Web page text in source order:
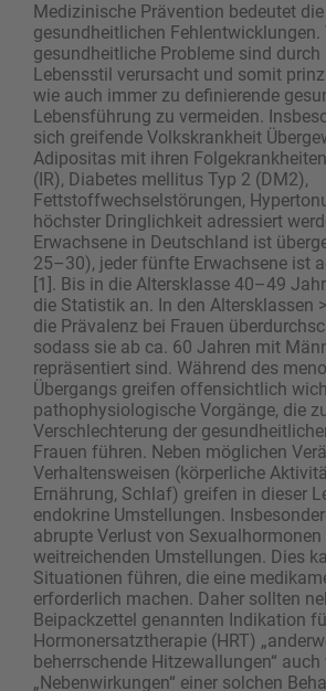
Medizinische Prävention bedeutet
gesundheitlichen Fehlentwicklungen.
gesundheitliche Probleme sind durch
Lebensstil verursacht und somit
wie auch immer zu definierende
Lebensführung zu vermeiden.
sich greifende Volkskrankheit
Adipositas mit ihren
(IR), Diabetes mellitus Typ 2 (DM2),
Fettstoffwechselstörungen,
höchster Dringlichkeit adressiert
Erwachsene in Deutschland ist
25–30), jeder fünfte Erwachsene ist
[1]. Bis in die Altersklasse 40–49
die Statistik an. In den Altersklassen
die Prävalenz bei Frauen
sodass sie ab ca. 60 Jahren mit
repräsentiert sind. Während des
Übergangs greifen offensichtlich
pathophysiologische Vorgänge, die
Verschlechterung der
Frauen führen. Neben möglichen
Verhaltensweisen (körperliche
Ernährung, Schlaf) greifen in dieser
endokrine Umstellungen.
abrupte Verlust von
weitreichenden Umstellungen. Dies
Situationen führen, die eine
erforderlich machen. Daher sollten
Beipackzettel genannten Indikation
Hormonersatz­therapie (HRT)
beherrschende Hitzewallungen“
„Nebenwirkungen“ einer solchen